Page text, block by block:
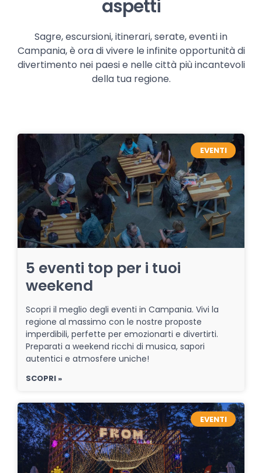
aspetti
Sagre, escursioni, itinerari, serate, eventi in
Campania, è ora di vivere le infinite opportunità di
divertimento nei paesi e nelle città più incantevoli
della tua regione.
EVENTI
5 eventi top per i tuoi
weekend
Scopri il meglio degli eventi in Campania. Vivi la
regione al massimo con le nostre proposte
imperdibili, perfette per emozionarti e divertirti.
Preparati a weekend ricchi di musica, sapori
autentici e atmosfere uniche!
SCOPRI »
EVENTI